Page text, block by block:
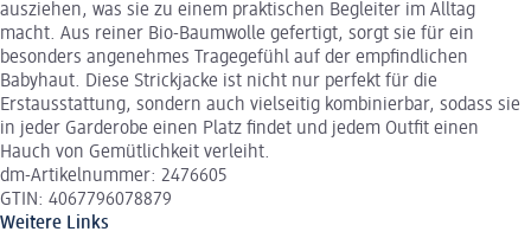
ausziehen, was sie zu einem praktischen Begleiter im Alltag
macht. Aus reiner Bio-Baumwolle gefertigt, sorgt sie für ein
besonders angenehmes Tragegefühl auf der empfindlichen
Babyhaut. Diese Strickjacke ist nicht nur perfekt für die
Erstausstattung, sondern auch vielseitig kombinierbar, sodass sie
in jeder Garderobe einen Platz findet und jedem Outfit einen
Hauch von Gemütlichkeit verleiht.
dm-Artikelnummer: 2476605
GTIN: 4067796078879
Weitere Links